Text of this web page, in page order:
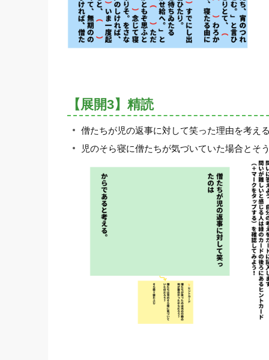
【展開3】精読
僧たちが児の返事に対して笑った理由を考え
児のそら寝に僧たちが気づいていた場合とそ